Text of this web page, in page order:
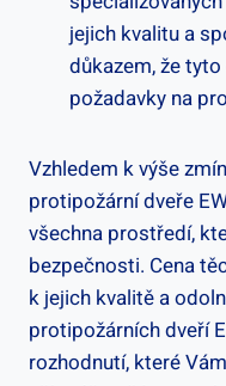
jejich kvalitu a
důkazem, že
požadavky na
Vzhledem k výše
protipožární dveře
všechna prostředí,
bezpečnosti. Cena
k jejich kvalitě a
protipožárních dveří
rozhodnutí, které